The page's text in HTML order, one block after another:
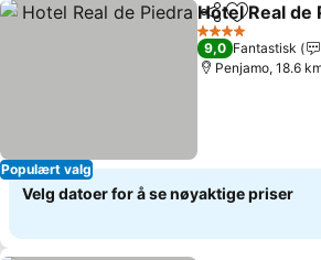
Populært valg
Del Legg til i
Hotel Real de
4 Stjerner
9,0 Fantastisk
Penjamo, 18.6
Velg datoer for å se nøyaktige priser